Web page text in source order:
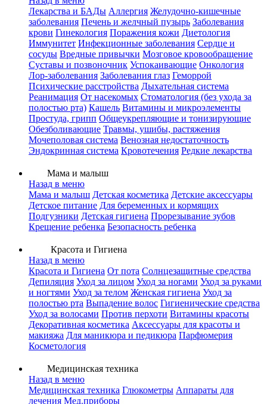
Лекарства и БАДы Аллергия Желудочно-кишечные
заболевания Печень и желчный пузырь Заболевания
крови Гинекология Поражения кожи Диетология
Иммунитет Инфекционные заболевания Сердце и
сосуды Вредные привычки Мозговое кровообращение
Суставы и позвоночник Успокаивающие Онкология
Лор-заболевания Заболевания глаз Геморрой
Психические расстройства Дыхательная система
Реанимация От насекомых Стоматология (без ухода за
полостью рта) Кашель Витамины и микроэлементы
Простуда, грипп Общеукрепляющие и тонизирующие
Обезболивающие Травмы, ушибы, растяжения
Мочеполовая система Венозная недостаточность
Эндокринная система Кровотечения Редкие лекарства
Мама и малыш
Назад в меню
Мама и малыш Детская косметика Детские аксессуары
Детское питание Для беременных и кормящих
Подгузники Детская гигиена Прорезывание зубов
Крещение ребенка Безопасность ребенка
Красота и Гигиена
Назад в меню
Красота и Гигиена От пота Солнцезащитные средства
Депиляция Уход за лицом Уход за ногами Уход за руками
и ногтями Уход за телом Женская гигиена Уход за
полостью рта Выпадение волос Гигиенические средства
Уход за волосами Против перхоти Витамины красоты
Декоративная косметика Аксессуары для красоты и
макияжа Для маникюра и педикюра Парфюмерия
Косметология
Медицинская техника
Назад в меню
Медицинская техника Глюкометры Аппараты для
лечения Мед.приборы